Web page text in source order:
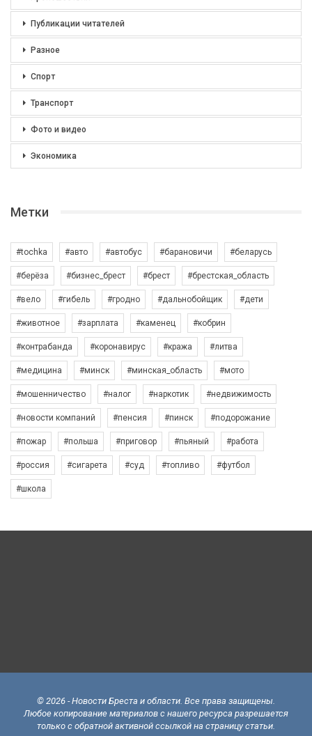
Публикации читателей
Разное
Спорт
Транспорт
Фото и видео
Экономика
Метки
#tochka #авто #автобус #барановичи #беларусь
#берёза #бизнес_брест #брест #брестская_область
#вело #гибель #гродно #дальнобойщик #дети
#животное #зарплата #каменец #кобрин
#контрабанда #коронавирус #кража #литва
#медицина #минск #минская_область #мото
#мошенничество #налог #наркотик #недвижимость
#новости компаний #пенсия #пинск #подорожание
#пожар #польша #приговор #пьяный #работа
#россия #сигарета #суд #топливо #футбол
#школа
© 2026 - Новости Бреста и области. Все права защищены.
Любое копирование материалов с нашего ресурса разрешается
только с обратной активной ссылкой на страницу статьи.